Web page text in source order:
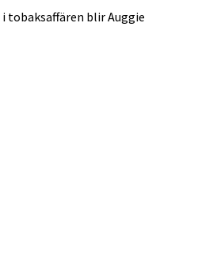
tobaksaffären blir Auggie